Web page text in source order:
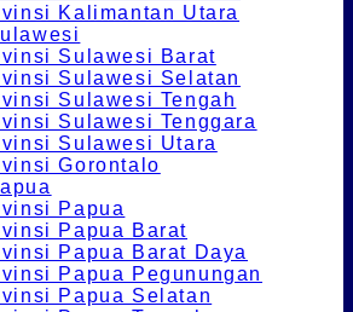
Kalimantan Utara
Sulawesi Barat
Sulawesi Selatan
Sulawesi Tengah
Sulawesi Tenggara
Sulawesi Utara
Gorontalo
Papua
Papua Barat
Papua Barat Daya
Papua Pegunungan
Papua Selatan